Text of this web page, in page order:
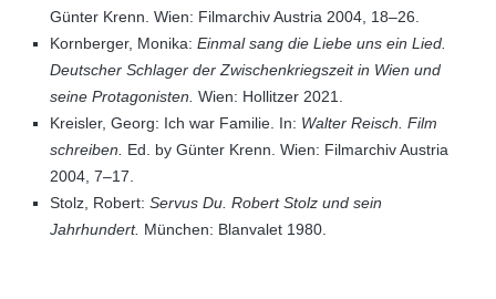
Günter Krenn. Wien: Filmarchiv Austria 2004, 18–26.
Kornberger, Monika: Einmal sang die Liebe uns ein Lied.
Deutscher Schlager der Zwischenkriegszeit in Wien und
seine Protagonisten. Wien: Hollitzer 2021.
Kreisler, Georg: Ich war Familie. In: Walter Reisch. Film
schreiben. Ed. by Günter Krenn. Wien: Filmarchiv Austria
2004, 7–17.
Stolz, Robert: Servus Du. Robert Stolz und sein
Jahrhundert. München: Blanvalet 1980.